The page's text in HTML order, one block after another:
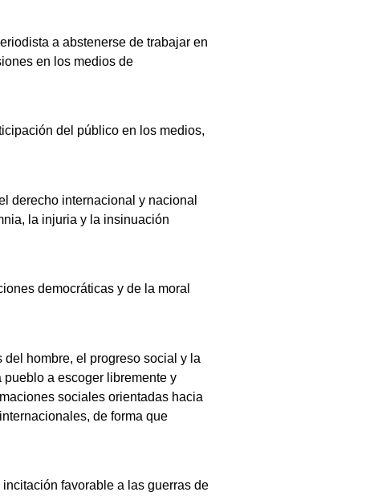
a abstenerse de trabajar en
en los medios de
del público en los medios,
derecho internacional y nacional
la injuria y la insinuación
democráticas y de la moral
hombre, el progreso social y la
a escoger libremente y
sociales orientadas hacia
de forma que
favorable a las guerras de